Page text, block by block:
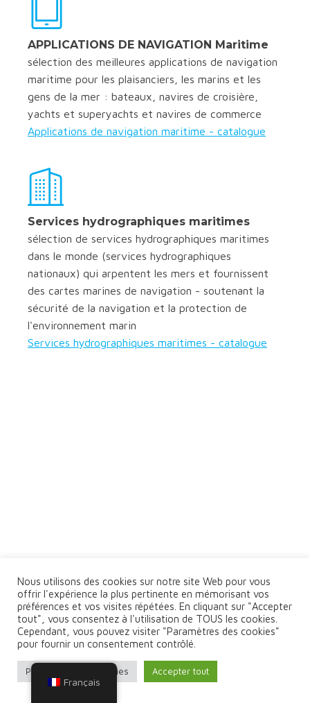
APPLICATIONS DE NAVIGATION Maritime
sélection des meilleures applications de navigation
maritime pour les plaisanciers, les marins et les
gens de la mer : bateaux, navires de croisière,
yachts et superyachts et navires de commerce
Applications de navigation maritime - catalogue
Services hydrographiques maritimes
sélection de services hydrographiques maritimes
dans le monde (services hydrographiques
nationaux) qui arpentent les mers et fournissent
des cartes marines de navigation - soutenant la
sécurité de la navigation et la protection de
l'environnement marin
Services hydrographiques maritimes - catalogue
Nous utilisons des cookies sur notre site Web pour vous
offrir l'expérience la plus pertinente en mémorisant vos
préférences et vos visites répétées. En cliquant sur "Accepter
tout", vous consentez à l'utilisation de TOUS les cookies.
Cependant, vous pouvez visiter "Paramètres des cookies"
pour fournir un consentement contrôlé.
Paramètres des cookies Accepter tout
Français